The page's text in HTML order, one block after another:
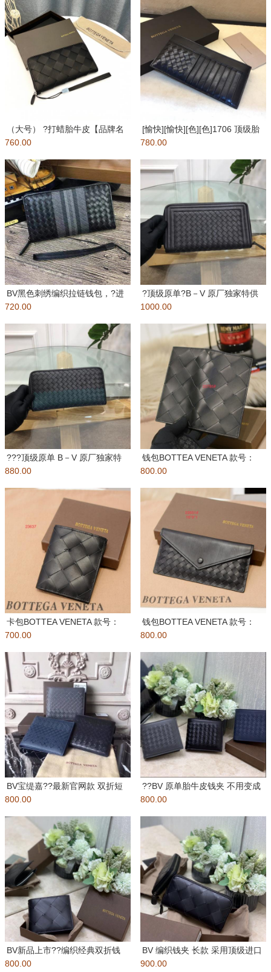
（大号） ?打蜡胎牛皮【品牌名
称】：BOTTEGA VENE
760.00
[愉快][愉快][色][色]1706 顶级胎
牛皮！里面小羊皮
780.00
BV黑色刺绣编织拉链钱包，?进
口打蜡牛皮编织，赋予视觉冲击
720.00
?顶级原单?B－V 原厂独家特供
胎牛皮?纯手工编织 皮质越用
1000.00
???顶级原单 B－V 原厂独家特
供胎牛皮?纯手工编织 皮质
880.00
钱包BOTTEA VENETA 款号：
23785# 材
800.00
卡包BOTTEA VENETA 款号：
23637# 材
700.00
钱包BOTTEA VENETA 款号：
23551# 材
800.00
BV宝缇嘉??最新官网款 双折短
夹钱包，将手工编织和Intr
800.00
??BV 原单胎牛皮钱夹 不用变成
土豪也可以买到的钱包 火爆
800.00
BV新品上市??编织经典双折钱
包 ? 8个卡位和2个纸币隔
800.00
BV 编织钱夹 长款 采用顶级进口
胎牛皮? 纯手工编织 绵绵
900.00